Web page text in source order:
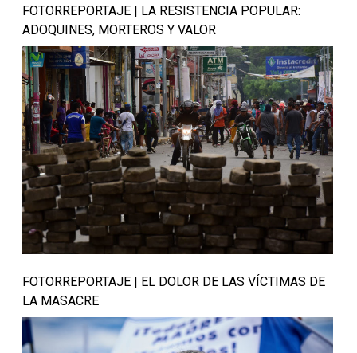
FOTORREPORTAJE | LA RESISTENCIA POPULAR:
ADOQUINES, MORTEROS Y VALOR
FOTORREPORTAJE | EL DOLOR DE LAS VÍCTIMAS DE
LA MASACRE